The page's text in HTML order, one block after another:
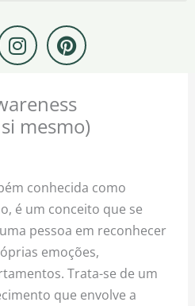
I
n
s
t
a
g
m
P
i
n
t
e
r
t
mesmo)
conhecida como
é um conceito que se
pessoa em reconhecer
emoções,
Trata-se de um
que envolve a